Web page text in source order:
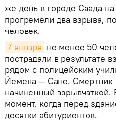
же день в городе Саада
прогремели два взрыва,
человек.
7 января не менее 50
пострадали в результате
рядом с полицейским
Йемена — Сане. Смертник
начиненный взрывчаткой.
момент, когда перед
десятки абитуриентов.